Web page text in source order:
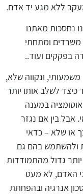
ללא מגע יד אדם.
נחסכות מאתנו
משרדים ומתחתי
בפקקים ועוד..
משמעותי, ונקווה שלא,
לשלב אותו יותר
במענה
אבל בין אם נגזר
או שלא – כדאי
ולהשתמש בהם גם
גדול מהתמודדות
האדם, לא מעט
אנרגיה ובהפחתת